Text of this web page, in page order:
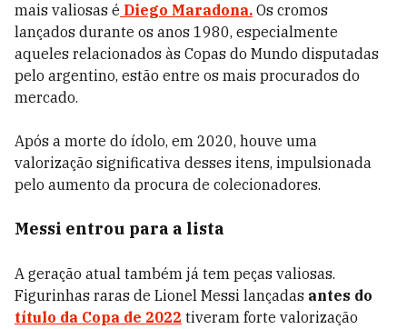
mais valiosas é Diego Maradona. Os cromos
lançados durante os anos 1980, especialmente
aqueles relacionados às Copas do Mundo disputadas
pelo argentino, estão entre os mais procurados do
mercado.
Após a morte do ídolo, em 2020, houve uma
valorização significativa desses itens, impulsionada
pelo aumento da procura de colecionadores.
Messi entrou para a lista
A geração atual também já tem peças valiosas.
Figurinhas raras de Lionel Messi lançadas antes do
título da Copa de 2022 tiveram forte valorização